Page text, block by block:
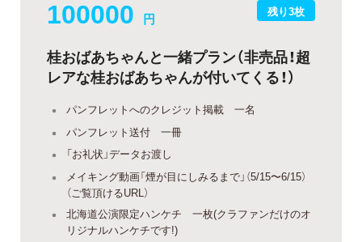
残り3枚
100000 円
桂おばあちゃんと一緒プラン（非売品！超
レアな桂おばあちゃんが付いてくる！）
パンフレットへのクレジット掲載 一名
パンフレット送付 一冊
「お礼状」データお渡し
メイキング動画「煙が目にしみるまで」（5/15〜6/15）
（ご覧頂けるURL）
北海道公演限定ハンケチ 一枚(クラファンだけのオ
リジナルハンケチです!)